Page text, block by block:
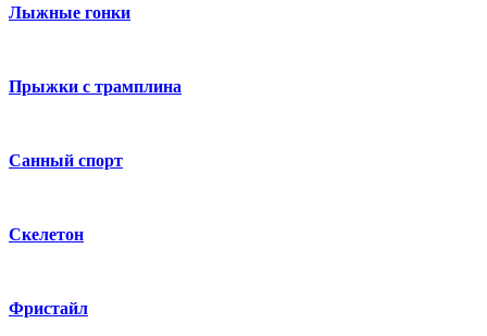
Лыжные гонки
Прыжки с трамплина
Санный спорт
Скелетон
Фристайл